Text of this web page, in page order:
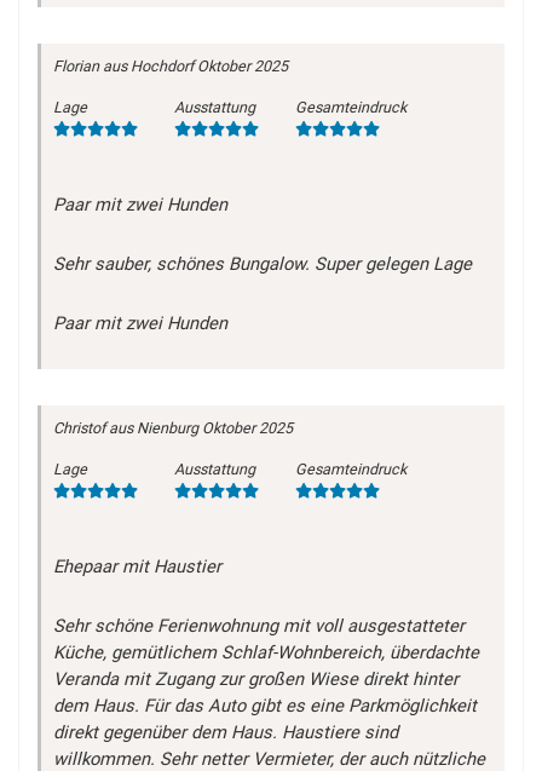
Florianaus Hochdorf Oktober 2025
Lage Ausstattung Gesamteindruck
Paar mit zwei Hunden
Sehr sauber, schönes Bungalow. Super gelegen Lage
Paar mit zwei Hunden
Christofaus Nienburg Oktober 2025
Lage Ausstattung Gesamteindruck
Ehepaar mit Haustier
Sehr schöne Ferienwohnung mit voll ausgestatteter
Küche, gemütlichem Schlaf-Wohnbereich, überdachte
Veranda mit Zugang zur großen Wiese direkt hinter
dem Haus. Für das Auto gibt es eine Parkmöglichkeit
direkt gegenüber dem Haus. Haustiere sind
willkommen. Sehr netter Vermieter, der auch nützliche